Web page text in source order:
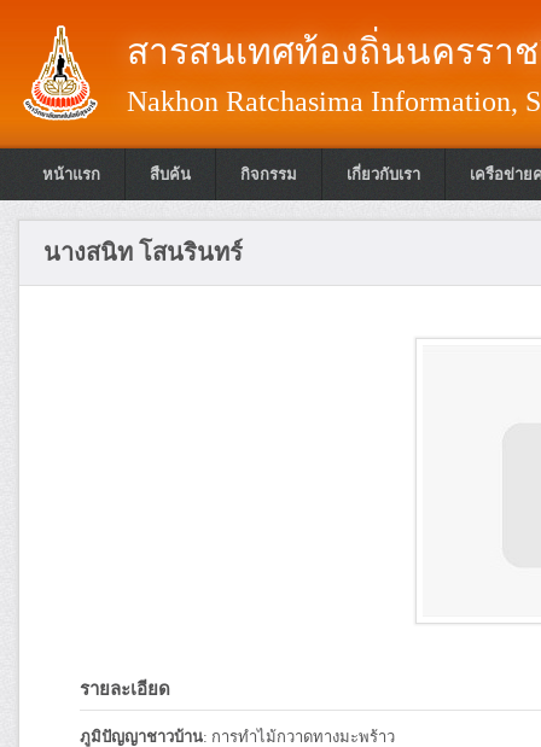
สารสนเทศท้องถิ่นนครรา
Nakhon Ratchasima Information,
หน้าแรก สืบค้น กิจกรรม เกี่ยวกับเรา เครือข่าย
นางสนิท โสนรินทร์
รายละเอียด
ภูมิปัญญาชาวบ้าน: การทำไม้กวาดทางมะพร้าว